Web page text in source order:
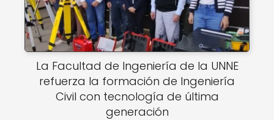
La Facultad de Ingeniería de la UNNE
refuerza la formación de Ingeniería
Civil con tecnología de última
generación